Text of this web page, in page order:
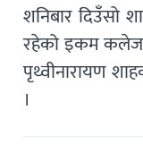
शनिबार दिउँसो
रहेको इकम कलेज
पृथ्वीनारायण
।